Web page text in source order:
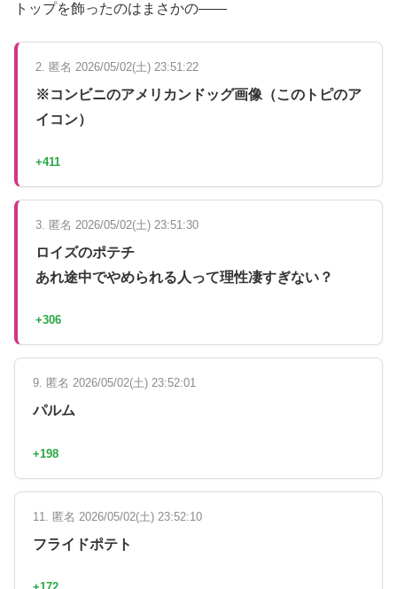
トップを飾ったのはまさかの——
2. 匿名 2026/05/02(土) 23:51:22
※コンビニのアメリカンドッグ画像（このトピのア
イコン）
+411
3. 匿名 2026/05/02(土) 23:51:30
ロイズのポテチ
あれ途中でやめられる人って理性凄すぎない？
+306
9. 匿名 2026/05/02(土) 23:52:01
パルム
+198
11. 匿名 2026/05/02(土) 23:52:10
フライドポテト